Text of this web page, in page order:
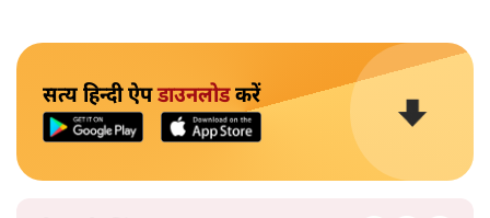
सत्य हिन्दी ऐपडाउनलोडकरें